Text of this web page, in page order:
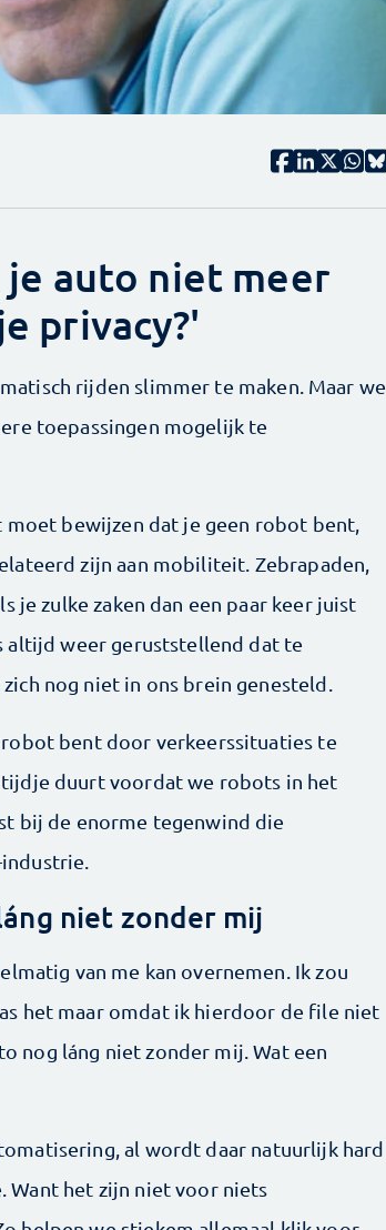
auto niet meer
privacy?'
rijden slimmer te maken. Maar we
toepassingen mogelijk te
moet bewijzen dat je geen robot bent,
zijn aan mobiliteit. Zebrapaden,
je zulke zaken dan een paar keer juist
altijd weer geruststellend dat te
nog niet in ons brein genesteld.
bent door verkeerssituaties te
duurt voordat we robots in het
bij de enorme ­tegen­wind die
niet zonder mij
van me kan overnemen. Ik zou
het maar omdat ik hierdoor de file niet
nog láng niet zonder mij. Wat een
al wordt daar natuurlijk hard
Want het zijn niet voor niets